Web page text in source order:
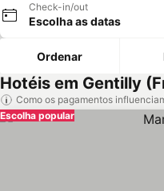
Check-in/out
Escolha as datas
Ordenar
Hotéis em Gentilly
Como os pagamentos
Escolha popular